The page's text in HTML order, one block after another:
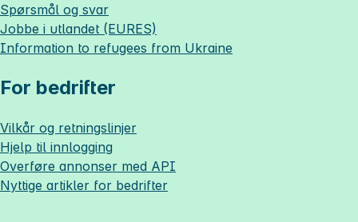
Spørsmål og svar
Jobbe i utlandet (EURES)
Information to refugees from Ukraine
For bedrifter
Vilkår og retningslinjer
Hjelp til innlogging
Overføre annonser med API
Nyttige artikler for bedrifter